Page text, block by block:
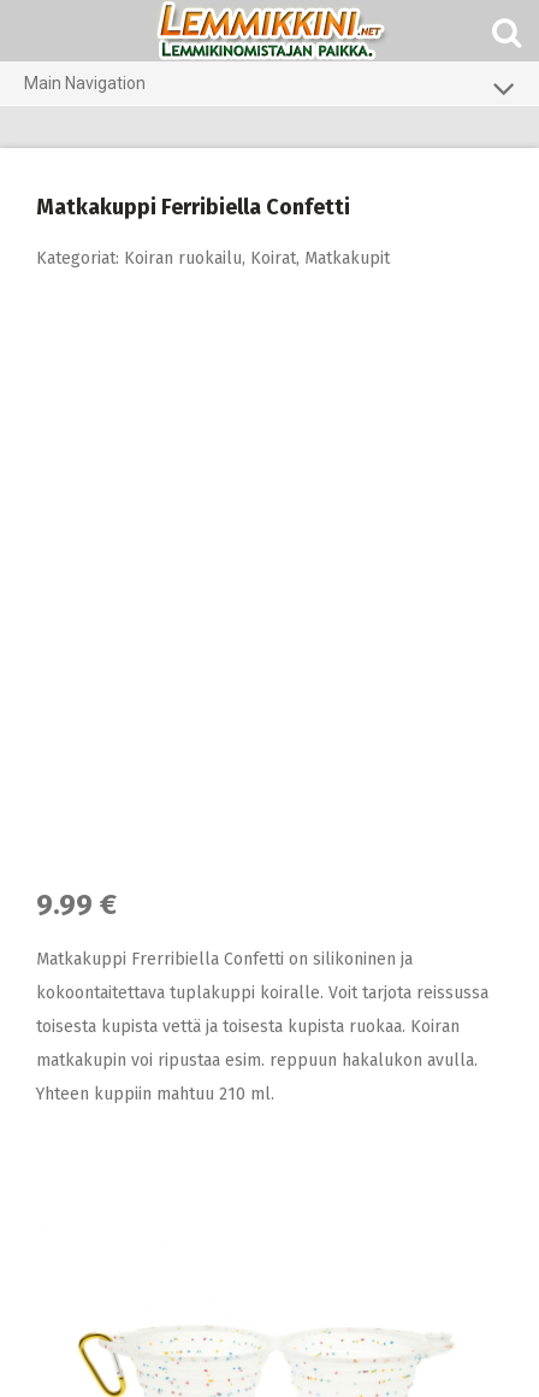
Main Navigation
Pieneläimet
Matkakuppi Ferribiella Confetti
Kategoriat: Koiran ruokailu, Koirat, Matkakupit
9.99 €
Matkakuppi Frerribiella Confetti on silikoninen ja
kokoontaitettava tuplakuppi koiralle. Voit tarjota reissussa
toisesta kupista vettä ja toisesta kupista ruokaa. Koiran
matkakupin voi ripustaa esim. reppuun hakalukon avulla.
Yhteen kuppiin mahtuu 210 ml.